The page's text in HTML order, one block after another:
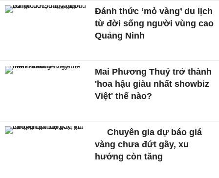
Đánh thức ‘mỏ vàng’ du lịch
từ đời sống người vùng cao
Quảng Ninh
Mai Phương Thuý trở thành
'hoa hậu giàu nhất showbiz
Việt' thế nào?
Chuyên gia dự báo giá
vàng chưa đứt gãy, xu
hướng còn tăng